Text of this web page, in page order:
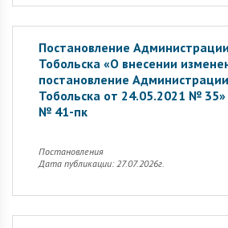
Постановление
Тобольска «О внесении
постановление
Тобольска от 24.05.2021 № 35»
№ 41-пк
Постановления
Дата публикации: 27.07.2026г.